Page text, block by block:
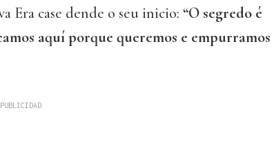
Era case dende o seu inicio: “O segredo é
aquí porque queremos e empurramos